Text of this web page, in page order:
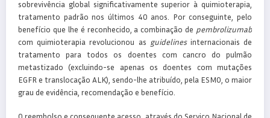
sobrevivência global significativamente superior à quimioterapia,
tratamento padrão nos últimos 40 anos. Por conseguinte, pelo
benefício que lhe é reconhecido, a combinação de pembrolizumab
com quimioterapia revolucionou as guidelinesinternacionais de
tratamento para todos os doentes com cancro do pulmão
metastizado (excluindo-se apenas os doentes com mutações
EGFR e translocação ALK), sendo-lhe atribuído, pela ESMO, o maior
grau de evidência, recomendação e benefício.
O reembolso e consequente acesso, através do Serviço Nacional de